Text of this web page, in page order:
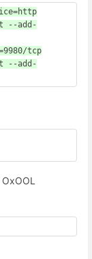
--add-
tcp
--add-